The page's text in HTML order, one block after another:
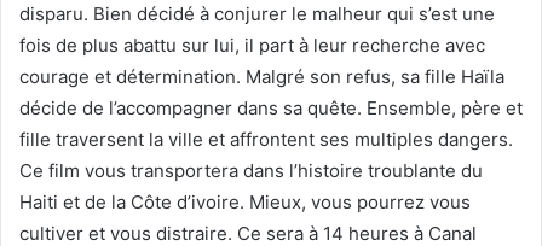
disparu. Bien décidé à conjurer le malheur qui s’est une
fois de plus abattu sur lui, il part à leur recherche avec
courage et détermination. Malgré son refus, sa fille Haïla
décide de l’accompagner dans sa quête. Ensemble, père et
fille traversent la ville et affrontent ses multiples dangers.
Ce film vous transportera dans l’histoire troublante du
Haiti et de la Côte d’ivoire. Mieux, vous pourrez vous
cultiver et vous distraire. Ce sera à 14 heures à Canal